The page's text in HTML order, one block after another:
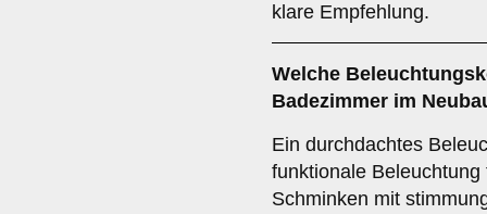
klare Empfehlung.
Welche
Badezimmer im
Ein durchdachtes
funktionale
Schminken mit